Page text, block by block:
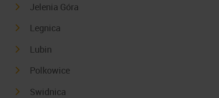
Jelenia Góra
Legnica
Lubin
Polkowice
Swidnica